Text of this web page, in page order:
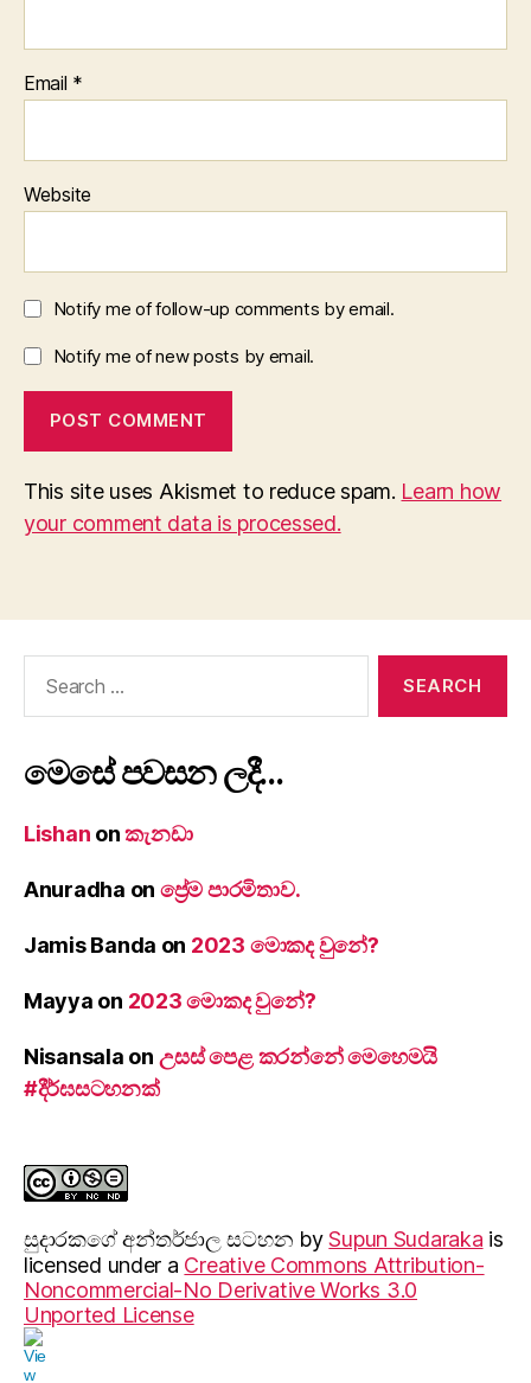
Email *
Website
Notify me of follow-up comments by email.
Notify me of new posts by email.
This site uses Akismet to reduce spam. Learn how
your comment data is processed.
මෙසේ පවසන ලදී…
Lishan onකැනඩා
Anuradha on ප්‍රේම පාරමිතාව.
Jamis Banda on 2023 මොකද වුනේ?
Mayya on 2023 මොකද වුනේ?
Nisansala on උසස් පෙළ කරන්නේ මෙහෙමයි
#දීර්ඝසටහනක්
සුදාරක‍ගේ අන්තර්ජාල සටහන bySupun Sudaraka is
licensed under a Creative Commons Attribution-
Noncommercial-No Derivative Works 3.0
Unported License